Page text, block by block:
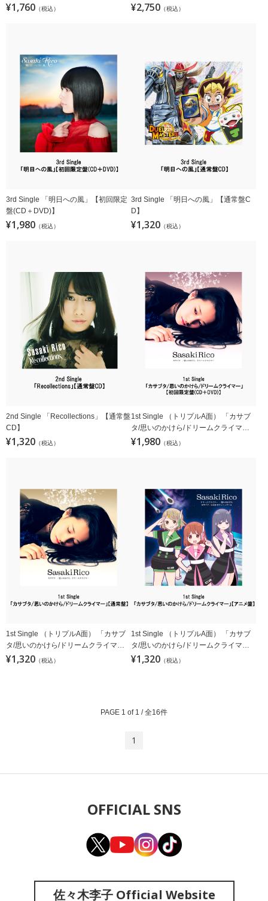
¥1,760 （税込） ¥2,750 （税込）
3rd Single 「明日への風」【初回限定
盤(CD＋DVD)】
¥1,980 （税込）
3rd Single 「明日への風」【通常盤C
D】
¥1,320 （税込）
2nd Single 「Recollections」【通常盤
CD】
¥1,320 （税込）
1st Single （トリプルA面） 「カサブ
タ/思いのかけら/ドリームクライマ
ー」【初回限定盤(CD＋DVD)】
¥1,980 （税込）
1st Single （トリプルA面） 「カサブ
タ/思いのかけら/ドリームクライマ
ー」【通常盤】
¥1,320 （税込）
1st Single （トリプルA面） 「カサブ
タ/思いのかけら/ドリームクライマ
ー」【アニメ盤】
¥1,320 （税込）
PAGE 1 of 1 / 全16件
1
OFFICIAL SNS
佐々木李子 Official Website